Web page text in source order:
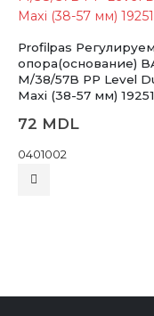
Регулируемая
BASE
PP Level Duo
57 мм) 19251